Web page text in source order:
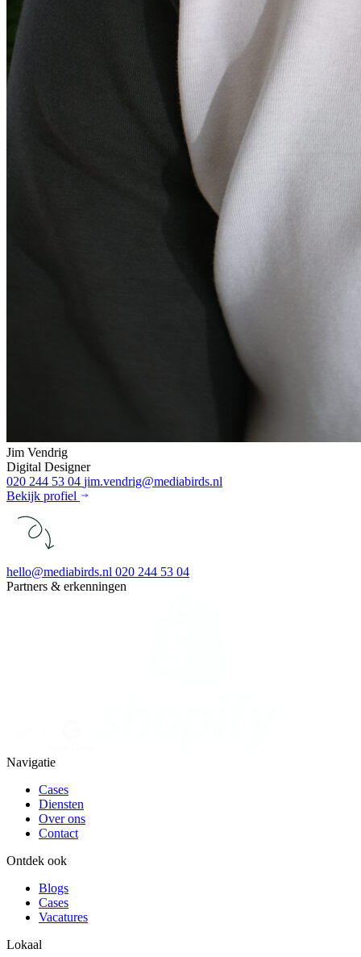
Jim Vendrig
Digital Designer
020 244 53 04 jim.vendrig@mediabirds.nl
Bekijk profiel
hello@mediabirds.nl 020 244 53 04
Partners & erkenningen
Navigatie
Cases
Diensten
Over ons
Contact
Ontdek ook
Blogs
Cases
Vacatures
Lokaal